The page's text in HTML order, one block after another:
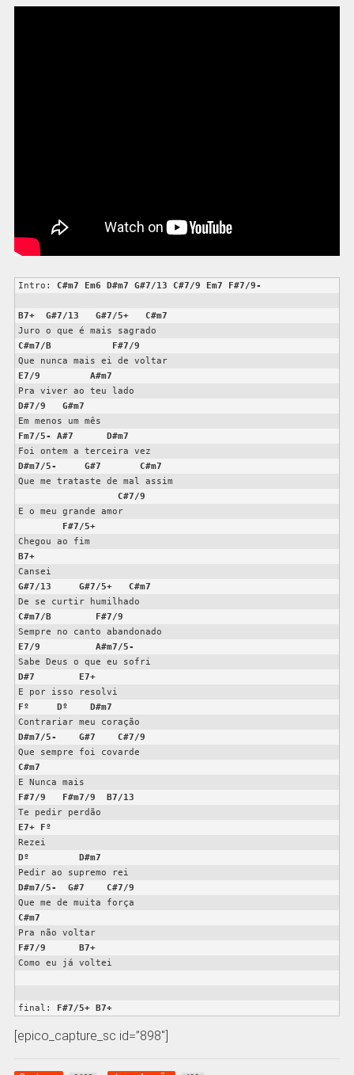
Intro: C#m7 Em6 D#m7 G#7/13 C#7/9 Em7 F#7/9-
B7+ G#7/13 G#7/5+
C#m7
C#m7/B
F#7/9
Que nunca mais ei de voltar
E7/9
A#m7
D#7/9
G#m7
Fm7/5-
A#7
D#m7
D#m7/5-
G#7
C#m7
Que me trataste de mal assim
C#7/9
E o meu grande amor
F#7/5+
B7+
G#7/13
G#7/5+
C#m7
C#m7/B
F#7/9
E7/9
A#m7/5-
D#7
E7+
Fº
Dº
D#m7
D#m7/5-
G#7
C#7/9
C#m7
F#7/9
F#m7/9
B7/13
E7+
Fº
Dº
D#m7
D#m7/5-
G#7
C#7/9
C#m7
Pra não voltar
F#7/9
B7+
Como eu já voltei
final: F#7/5+ B7+
[epico_capture_sc id=”898″]